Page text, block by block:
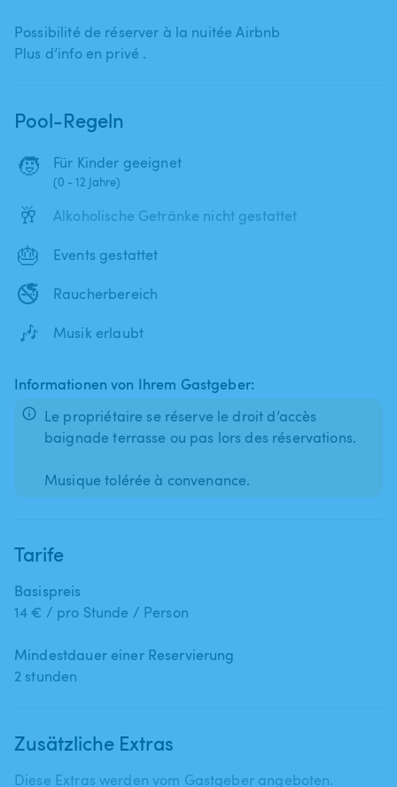
Possibilité de réserver à la nuitée Airbnb
Plus d’info en privé .
Pool-Regeln
🧒 Für Kinder geeignet
(0 - 12 Jahre)
🥂 Alkoholische Getränke nicht gestattet
🎂 Events gestattet
🚭 Raucherbereich
🎶 Musik erlaubt
Informationen von Ihrem Gastgeber:
Le propriétaire se réserve le droit d’accès
baignade terrasse ou pas lors des réservations.
Musique tolérée à convenance.
Tarife
Basispreis
14 € / pro Stunde / Person
Mindestdauer einer Reservierung
2 stunden
Zusätzliche Extras
Diese Extras werden vom Gastgeber angeboten.